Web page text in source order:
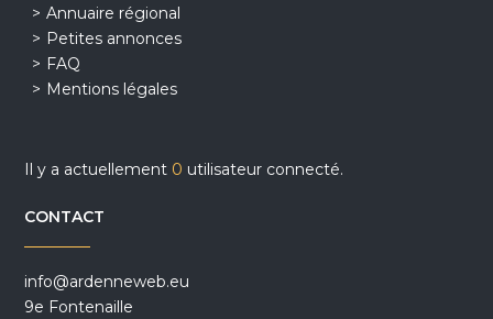
Annuaire régional
Petites annonces
FAQ
Mentions légales
Il y a actuellement 0 utilisateur connecté.
CONTACT
info@ardenneweb.eu
9e Fontenaille